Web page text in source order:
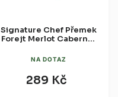
Signature Chef Přemek
Forejt Merlot Cabernet
NA DOTAZ
289 Kč